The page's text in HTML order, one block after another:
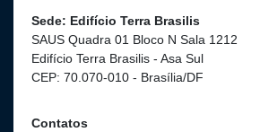
Sede: Edifício Terra Brasilis
SAUS Quadra 01 Bloco N Sala 1212
Edifício Terra Brasilis - Asa Sul
CEP: 70.070-010 - Brasília/DF
Contatos